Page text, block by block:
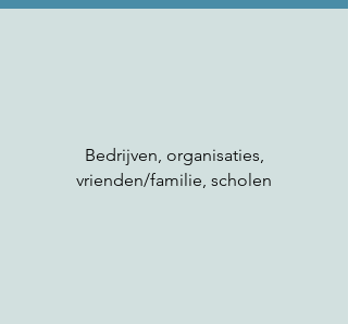
Bedrijven, organisaties,
vrienden/familie, scholen